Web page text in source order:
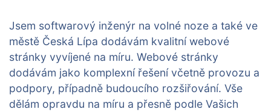
Jsem softwarový inženýr na volné noze a také ve
městě Česká Lípa dodávám kvalitní webové
stránky vyvíjené na míru. Webové stránky
dodávám jako komplexní řešení včetně provozu a
podpory, případně budoucího rozšiřování. Vše
dělám opravdu na míru a přesně podle Vašich